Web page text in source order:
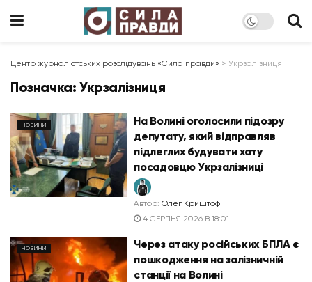
Центр журналістських розслідувань «Сила правди» > Укрзалізниця
Позначка: Укрзалізниця
НОВИНИ
На Волині оголосили підозру
депутату, який відправляв
підлеглих будувати хату
посадовцю Укрзалізниці
Автор: Олег Криштоф
4 СЕРПНЯ 2026 В 18:01
НОВИНИ
Через атаку російських БПЛА є
пошкодження на залізничній
станції на Волині